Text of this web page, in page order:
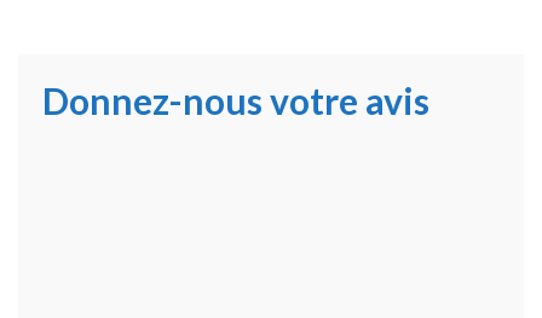
Donnez-nous votre avis